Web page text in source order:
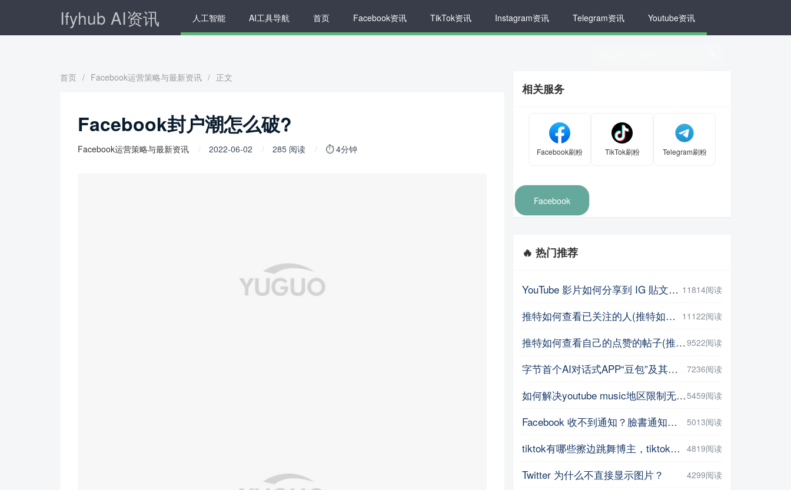
Ifyhub AI资讯 人工智能 AI工具导航 首页 Facebook资讯 TikTok资讯 Instagram资讯 Telegram资讯 Youtube资讯
首页 / Facebook运营策略与最新资讯 / 正文
Facebook封户潮怎么破?
Facebook运营策略与最新资讯 2022-06-02 285 阅读 ⏱ 4分钟
相关服务
Facebook刷粉 TikTok刷粉 Telegram刷粉
Facebook
🔥 热门推荐
YouTube 影片如何分享到 IG 貼文或限動？教你用這招【Facebook教程】 11814阅读
推特如何查看已关注的人(推特如何查看点赞记录) 11122阅读
推特如何查看自己的点赞的帖子(推特如何查看自己的点赞的帖子数量 ) 9522阅读
字节首个AI对话式APP“豆包”及其网页版正式上线 7236阅读
如何解决youtube music地区限制无法打开，并在手机上进行下载操作5459阅读
Facebook 收不到通知？臉書通知不見了？教你5招輕鬆解決 | iPhoneTipSo 5013阅读
tiktok有哪些擦边跳舞博主，tiktok上很火的博主盘点 4819阅读
Twitter 为什么不直接显示图片？ 4299阅读